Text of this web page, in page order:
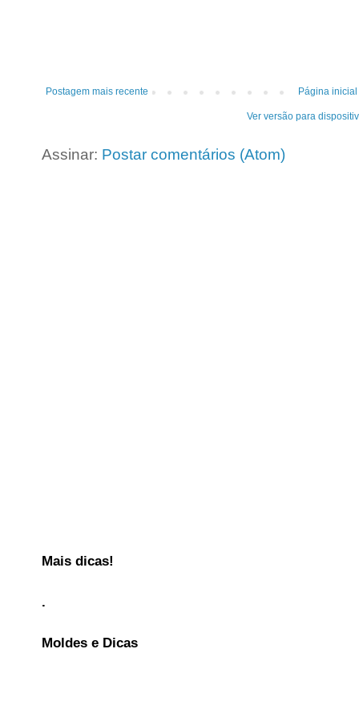
Postagem mais recente Página inicial
Ver versão para
Assinar: Postar comentários (Atom)
Mais dicas!
.
Moldes e Dicas